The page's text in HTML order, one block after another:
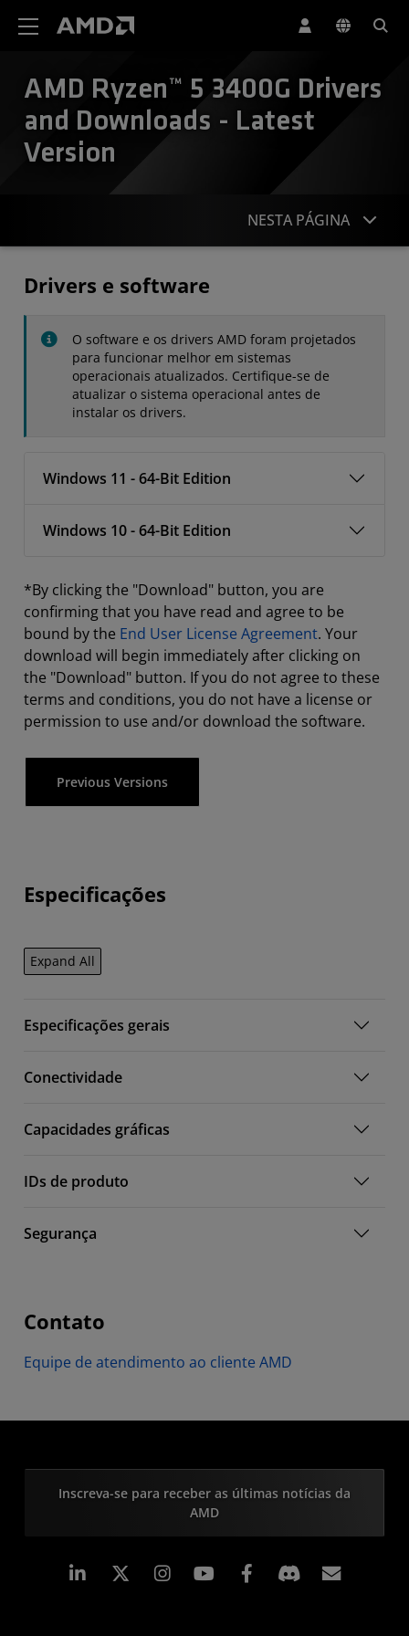
AMD Ryzen™ 5 3400G Drivers
and Downloads - Latest
Version
NESTA PÁGINA
Drivers e software
O software e os drivers AMD foram projetados
para funcionar melhor em sistemas
operacionais atualizados. Certifique-se de
atualizar o sistema operacional antes de
instalar os drivers.
Windows 11 - 64-Bit Edition
Windows 10 - 64-Bit Edition
*By clicking the "Download" button, you are
confirming that you have read and agree to be
bound by the End User License Agreement. Your
download will begin immediately after clicking on
the "Download" button. If you do not agree to these
terms and conditions, you do not have a license or
permission to use and/or download the software.
Previous Versions
Especificações
Expand All
Especificações gerais
Conectividade
Capacidades gráficas
IDs de produto
Segurança
Contato
Equipe de atendimento ao cliente AMD
Inscreva-se para receber as últimas notícias da
AMD
Linkedin Instagram Facebook